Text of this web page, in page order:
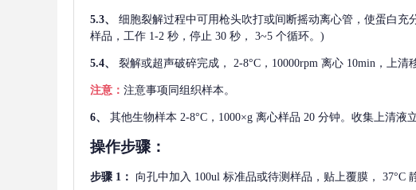
5.3、 细胞裂解过程中可用枪头吹打或间断摇动离心管，使蛋白充
样品，工作 1-2 秒，停止 30 秒， 3~5 个循环。)
5.4、 裂解或超声破碎完成， 2-8°C，10000rpm 离心 10min，上
注意： 注意事项同组织样本。
6、 其他生物样本 2-8°C，1000×g 离心样品 20 分钟。收集上清液
操作步骤：
步骤 1： 向孔中加入 100ul 标准品或待测样品，贴上覆膜， 37°C